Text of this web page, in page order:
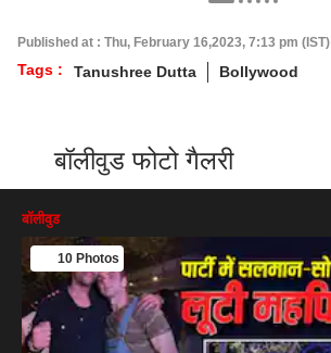
Published at : Thu, February 16,2023, 7:13 pm (IST)
Tags : Tanushree Dutta Bollywood
बॉलीवुड फोटो गैलरी
बॉलीवुड
10 Photos